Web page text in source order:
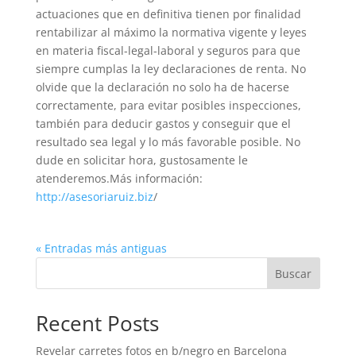
actuaciones que en definitiva tienen por finalidad
rentabilizar al máximo la normativa vigente y leyes
en materia fiscal-legal-laboral y seguros para que
siempre cumplas la ley declaraciones de renta. No
olvide que la declaración no solo ha de hacerse
correctamente, para evitar posibles inspecciones,
también para deducir gastos y conseguir que el
resultado sea legal y lo más favorable posible. No
dude en solicitar hora, gustosamente le
atenderemos.Más información:
http://asesoriaruiz.biz/
« Entradas más antiguas
Buscar
Recent Posts
Revelar carretes fotos en b/negro en Barcelona